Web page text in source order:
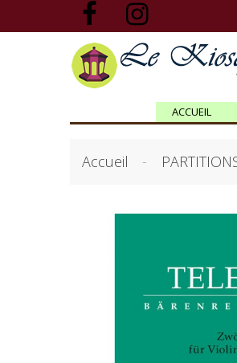
ACCUEIL
Accueil